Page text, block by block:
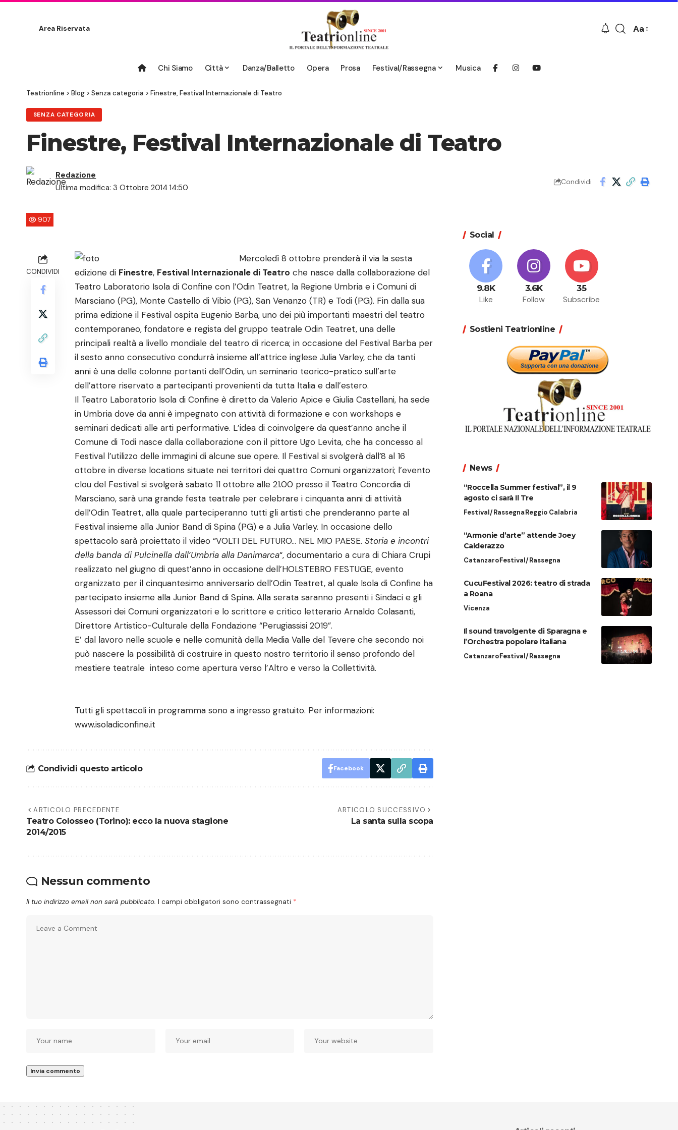
Area Riservata
Font
Aa
Chi Siamo Città Danza/Balletto Opera Prosa Festival/Rassegna Musica
Teatrionline > Blog > Senza categoria > Finestre, Festival Internazionale di Teatro
SENZA CATEGORIA
Finestre, Festival Internazionale di Teatro
Ultima modifica: 3 Ottobre 2014 14:50
Redazione
Condividi
907
CONDIVIDI
Mercoledì 8 ottobre prenderà il via la sesta
edizione di Finestre, Festival Internazionale di Teatro che nasce dalla collaborazione del
Teatro Laboratorio Isola di Confine con l’Odin Teatret, la Regione Umbria e i Comuni di
Marsciano (PG), Monte Castello di Vibio (PG), San Venanzo (TR) e Todi (PG). Fin dalla sua
prima edizione il Festival ospita Eugenio Barba, uno dei più importanti maestri del teatro
contemporaneo, fondatore e regista del gruppo teatrale Odin Teatret, una delle
principali realtà a livello mondiale del teatro di ricerca; in occasione del Festival Barba per
il sesto anno consecutivo condurrà insieme all’attrice inglese Julia Varley, che da tanti
anni è una delle colonne portanti dell’Odin, un seminario teorico-pratico sull’arte
dell’attore riservato a partecipanti provenienti da tutta Italia e dall’estero.
Il Teatro Laboratorio Isola di Confine è diretto da Valerio Apice e Giulia Castellani, ha sede
in Umbria dove da anni è impegnato con attività di formazione e con workshops e
seminari dedicati alle arti performative. L’idea di coinvolgere da quest’anno anche il
Comune di Todi nasce dalla collaborazione con il pittore Ugo Levita, che ha concesso al
Festival l’utilizzo delle immagini di alcune sue opere. Il Festival si svolgerà dall’8 al 16
ottobre in diverse locations situate nei territori dei quattro Comuni organizzatori; l’evento
clou del Festival si svolgerà sabato 11 ottobre alle 21.00 presso il Teatro Concordia di
Marsciano, sarà una grande festa teatrale per celebrare i cinquanta anni di attività
dell’Odin Teatret, alla quale parteciperanno tutti gli artisti che prenderanno parte al
Festival insieme alla Junior Band di Spina (PG) e a Julia Varley. In occasione dello
spettacolo sarà proiettato il video “VOLTI DEL FUTURO… NEL MIO PAESE. Storia e incontri
della banda di Pulcinella dall’Umbria alla Danimarca“, documentario a cura di Chiara Crupi
realizzato nel giugno di quest’anno in occasione dell’HOLSTEBRO FESTUGE, evento
organizzato per il cinquantesimo anniversario dell’Odin Teatret, al quale Isola di Confine ha
partecipato insieme alla Junior Band di Spina. Alla serata saranno presenti i Sindaci e gli
Assessori dei Comuni organizzatori e lo scrittore e critico letterario Arnaldo Colasanti,
Direttore Artistico-Culturale della Fondazione “Perugiassisi 2019”.
E’ dal lavoro nelle scuole e nelle comunità della Media Valle del Tevere che secondo noi
può nascere la possibilità di costruire in questo nostro territorio il senso profondo del
mestiere teatrale inteso come apertura verso l’Altro e verso la Collettività.
Tutti gli spettacoli in programma sono a ingresso gratuito. Per informazioni:
www.isoladiconfine.it
Condividi questo articolo Facebook
ARTICOLO PRECEDENTE
Teatro Colosseo (Torino): ecco la nuova stagione
2014/2015
ARTICOLO SUCCESSIVO
La santa sulla scopa
Nessun commento
Il tuo indirizzo email non sarà pubblicato. I campi obbligatori sono contrassegnati *
Social
9.8K
Like
3.6K
Follow
35
Subscribe
Sostieni Teatrionline
News
“Roccella Summer festival”, il 9
agosto ci sarà Il Tre
Festival/RassegnaReggio Calabria
“Armonie d’arte” attende Joey
Calderazzo
CatanzaroFestival/Rassegna
CucuFestival 2026: teatro di strada
a Roana
Vicenza
Il sound travolgente di Sparagna e
l’Orchestra popolare italiana
CatanzaroFestival/Rassegna